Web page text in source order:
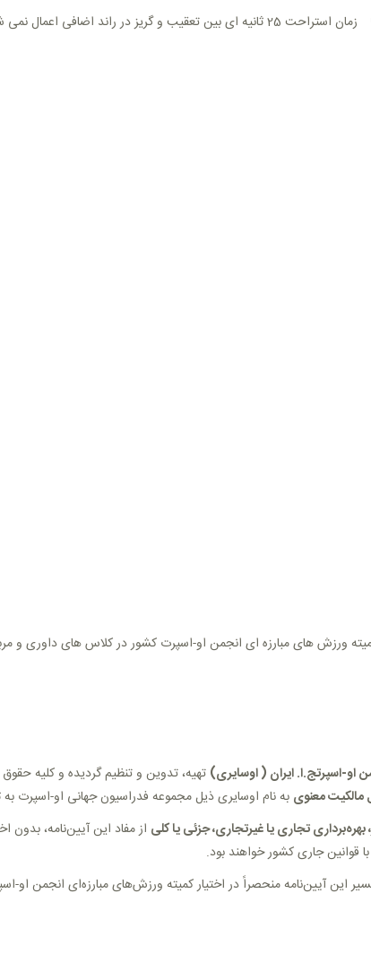
زمان استراحت 25 ثانیه ای بین تعقیب و گریز در راند اضافی اعمال نمی شود و تیم ها حداکثر 3 دقیقه فرصت دارند تا تصمیم بگیرند کدام ورزشکار را اخراج کنند
ورزش های مبارزه ای انجمن او-اسپرت کشور در کلاس های داوری و
او-اسپرتج.ا. ایران ( اوسایری) تهیه، تدوین و تنظیم گردیده و کلیه
مالکیت معنوی به نام اوسایری ذیل مجموعه فدراسیون جهانی او-اسپرت
بهره‌برداری تجاری یا غیرتجاری، جزئی یا کلی از مفاد این آیین‌نامه،
قوانین جاری کشور خواهند بود.
این آیین‌نامه منحصراً در اختیار کمیته ورزش‌های مبارزه‌ای انجمن او-